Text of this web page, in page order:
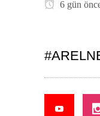
6 gün